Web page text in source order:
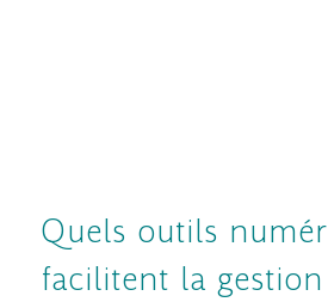
Quels outils
facilitent la gestion